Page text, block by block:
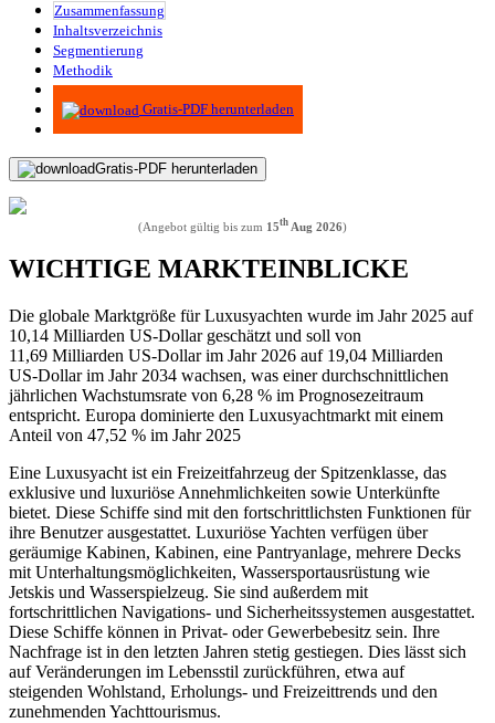
Zusammenfassung
Inhaltsverzeichnis
Segmentierung
Methodik
Infografiken
Gratis-PDF herunterladen
Gratis-PDF herunterladen
(Angebot gültig bis zum 15thAug 2026)
WICHTIGE MARKTEINBLICKE
Die globale Marktgröße für Luxusyachten wurde im Jahr 2025 auf
10,14 Milliarden US-Dollar geschätzt und soll von
11,69 Milliarden US-Dollar im Jahr 2026 auf 19,04 Milliarden
US-Dollar im Jahr 2034 wachsen, was einer durchschnittlichen
jährlichen Wachstumsrate von 6,28 % im Prognosezeitraum
entspricht. Europa dominierte den Luxusyachtmarkt mit einem
Anteil von 47,52 % im Jahr 2025
Eine Luxusyacht ist ein Freizeitfahrzeug der Spitzenklasse, das
exklusive und luxuriöse Annehmlichkeiten sowie Unterkünfte
bietet. Diese Schiffe sind mit den fortschrittlichsten Funktionen für
ihre Benutzer ausgestattet. Luxuriöse Yachten verfügen über
geräumige Kabinen, Kabinen, eine Pantryanlage, mehrere Decks
mit Unterhaltungsmöglichkeiten, Wassersportausrüstung wie
Jetskis und Wasserspielzeug. Sie sind außerdem mit
fortschrittlichen Navigations- und Sicherheitssystemen ausgestattet.
Diese Schiffe können in Privat- oder Gewerbebesitz sein. Ihre
Nachfrage ist in den letzten Jahren stetig gestiegen. Dies lässt sich
auf Veränderungen im Lebensstil zurückführen, etwa auf
steigenden Wohlstand, Erholungs- und Freizeittrends und den
zunehmenden Yachttourismus.